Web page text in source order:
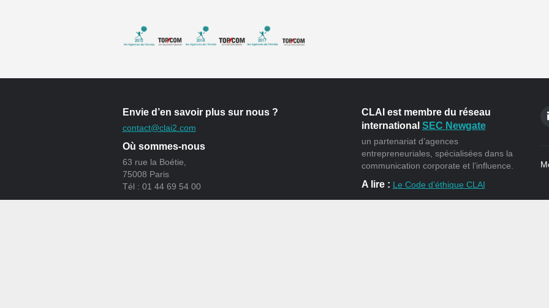
Envie d’en savoir plus sur nous ?
contact@clai2.com
Où sommes-nous
63 rue la Boétie,
75008 Paris
Tél : 01 44 69 54 00
CLAI est membre du réseau
international SEC Newgate
un partenariat d’agences
entrepreneuriales, spécialisées dans la
communication corporate et l’influence.
A lire : Le Code d’éthique CLAI